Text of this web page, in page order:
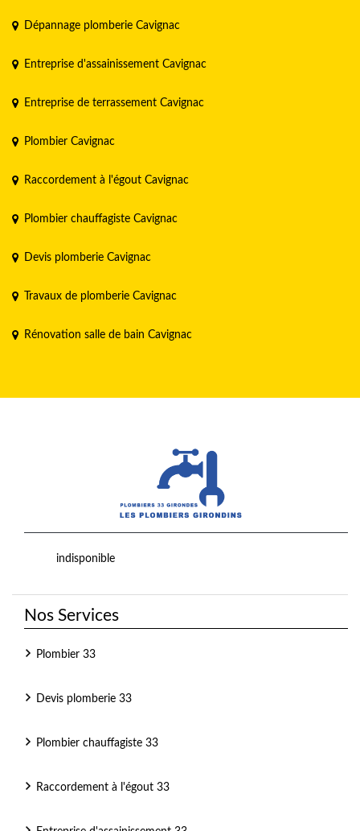
Dépannage plomberie Cavignac
Entreprise d'assainissement Cavignac
Entreprise de terrassement Cavignac
Plombier Cavignac
Raccordement à l'égout Cavignac
Plombier chauffagiste Cavignac
Devis plomberie Cavignac
Travaux de plomberie Cavignac
Rénovation salle de bain Cavignac
indisponible
Nos Services
Plombier 33
Devis plomberie 33
Plombier chauffagiste 33
Raccordement à l'égout 33